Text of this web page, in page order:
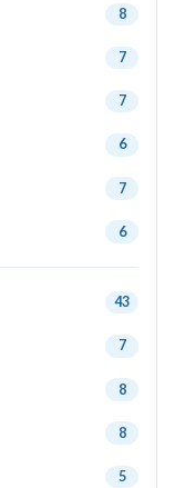
8
7
7
6
7
6
43
7
8
8
5